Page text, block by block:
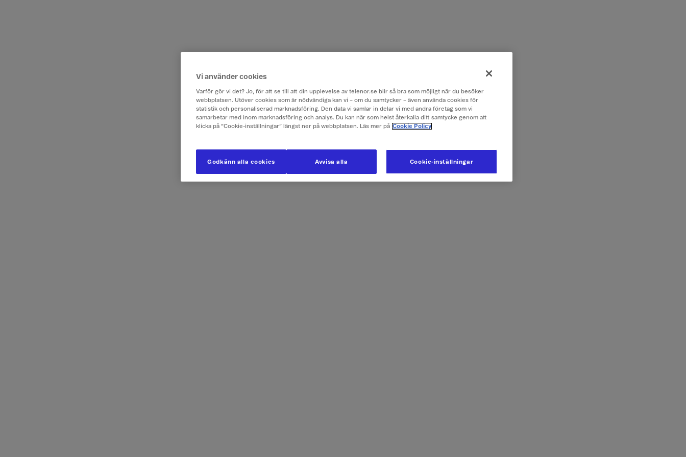
Vi använder cookies
Varför gör vi det? Jo, för att se till att din upplevelse av telenor.se blir så bra som möjligt när du besöker
webbplatsen. Utöver cookies som är nödvändiga kan vi – om du samtycker – även använda cookies för
statistik och personaliserad marknadsföring. Den data vi samlar in delar vi med andra företag som vi
samarbetar med inom marknadsföring och analys. Du kan när som helst återkalla ditt samtycke genom att
klicka på ”Cookie-inställningar” längst ner på webbplatsen. Läs mer på Cookie Policy
Cookie-inställningar
Avvisa alla
Godkänn alla cookies